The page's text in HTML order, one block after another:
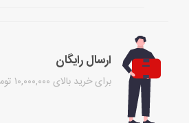
ارسال رایگان
برای خرید بالای ۱۰,۰۰۰,۰۰۰ تومان